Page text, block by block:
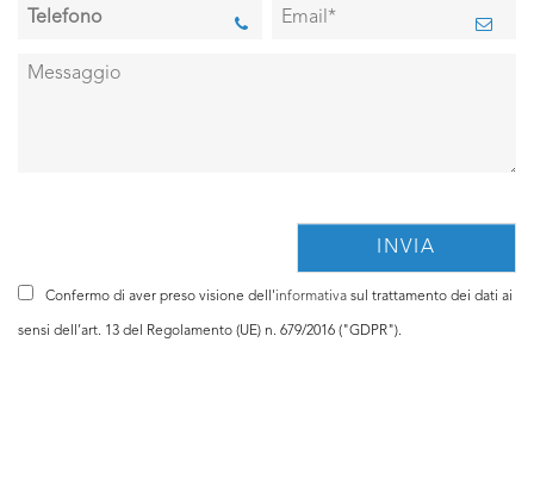
Confermo di aver preso visione dell'informativa sul trattamento dei dati ai
sensi dell’art. 13 del Regolamento (UE) n. 679/2016 ("GDPR").